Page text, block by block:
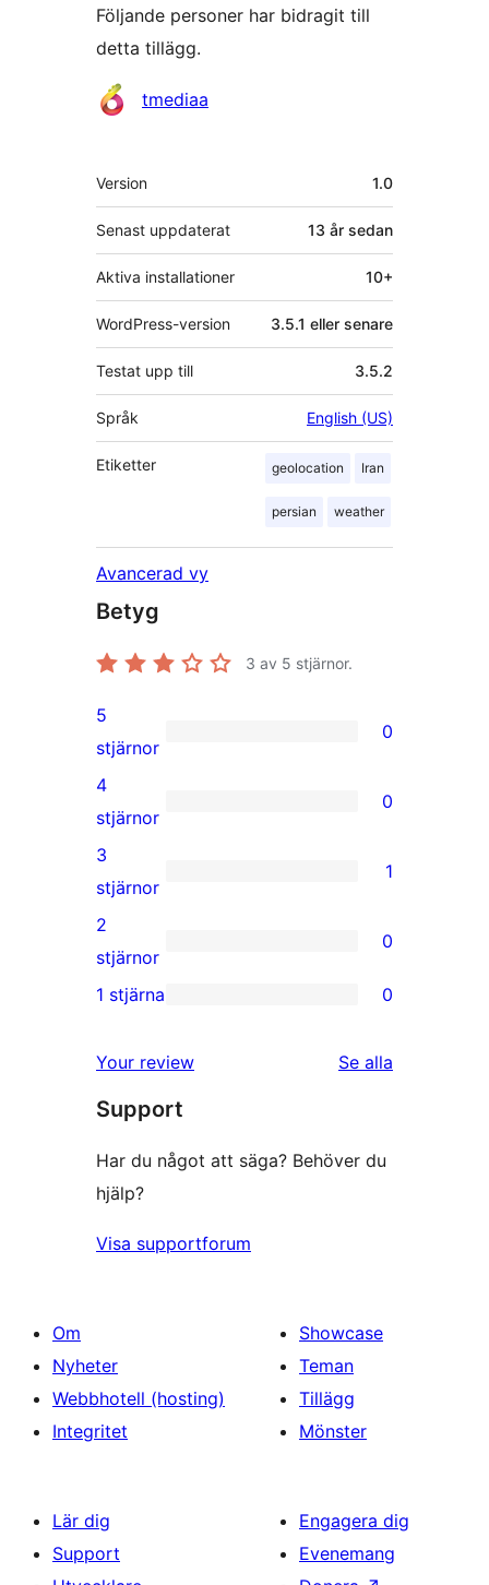
Följande personer har bidragit till
detta tillägg.
Bidragande
tmediaa
Meta
Version 1.0
Senast uppdaterat 13 år sedan
Aktiva installationer 10+
WordPress-version 3.5.1 eller senare
Testat upp till 3.5.2
Språk English (US)
Etiketter geolocation Iran
persian weather
Avancerad vy
Betyg
3 av 5 stjärnor.
0
5-
stjärniga
recensioner
5
stjärnor
0
0
4-
stjärniga
recensioner
4
stjärnor
0
1
3-
stjärnig
recension
3
stjärnor
1
0
2-
recensioner
2
stjärnor
0
stjärniga
recensioner
1 stjärna 0
Your review Se alla
Support
Har du något att säga? Behöver du
hjälp?
Visa supportforum
Om
Nyheter
Webbhotell (hosting)
Integritet
Showcase
Teman
Tillägg
Mönster
Lär dig
Support
Engagera dig
Evenemang